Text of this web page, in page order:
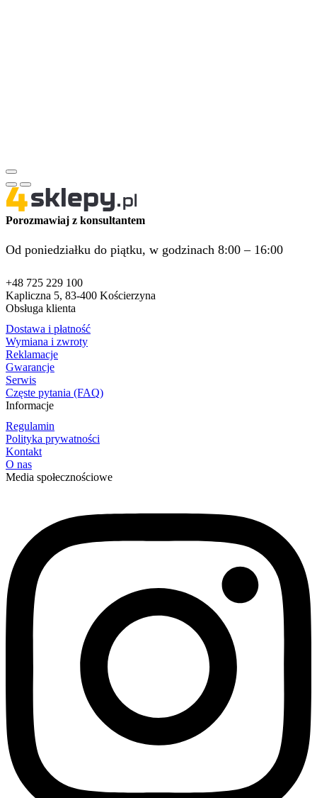
Porozmawiaj z konsultantem
Od poniedziałku do piątku, w godzinach 8:00 – 16:00
+48 725 229 100
Kapliczna 5, 83-400 Kościerzyna
Obsługa klienta
Dostawa i płatność
Wymiana i zwroty
Reklamacje
Gwarancje
Serwis
Częste pytania (FAQ)
Informacje
Regulamin
Polityka prywatności
Kontakt
O nas
Media społecznościowe